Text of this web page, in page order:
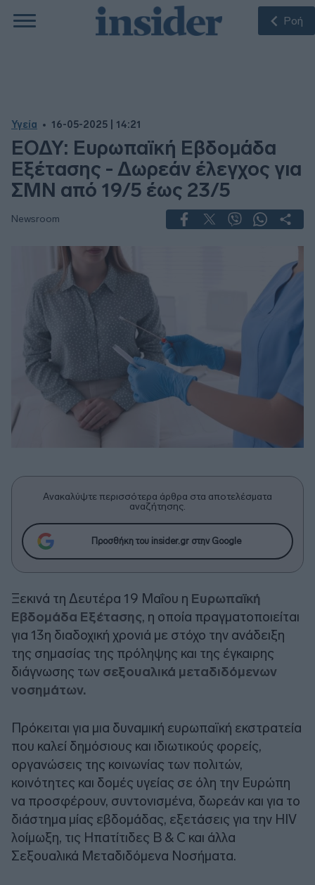
Ροή
Υγεία 16-05-2025 | 14:21
ΕΟΔΥ: Ευρωπαϊκή Εβδομάδα
Εξέτασης - Δωρεάν έλεγχος για
ΣΜΝ από 19/5 έως 23/5
Newsroom
Ανακαλύψτε περισσότερα άρθρα στα αποτελέσματα
αναζήτησης.
Προσθήκη του insider.gr στην Google
Ξεκινά τη Δευτέρα 19 Μαΐου η Ευρωπαϊκή
Εβδομάδα Εξέτασης, η οποία πραγματοποιείται
για 13η διαδοχική χρονιά με στόχο την ανάδειξη
της σημασίας της πρόληψης και της έγκαιρης
διάγνωσης των σεξουαλικά μεταδιδόμενων
νοσημάτων.
Πρόκειται για μια δυναμική ευρωπαϊκή εκστρατεία
που καλεί δημόσιους και ιδιωτικούς φορείς,
οργανώσεις της κοινωνίας των πολιτών,
κοινότητες και δομές υγείας σε όλη την Ευρώπη
να προσφέρουν, συντονισμένα, δωρεάν και για το
διάστημα μίας εβδομάδας, εξετάσεις για την HIV
λοίμωξη, τις Ηπατίτιδες Β & C και άλλα
Σεξουαλικά Μεταδιδόμενα Νοσήματα.